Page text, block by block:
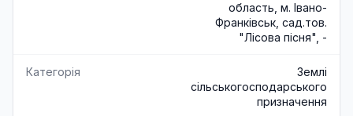
область, м. Івано-
Франківськ, сад.тов.
"Лісова пісня", -
Категорія
Землі
сільськогосподарського
призначення